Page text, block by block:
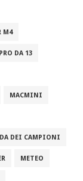
M4
DA 13
MACMINI
DEI CAMPIONI
METEO